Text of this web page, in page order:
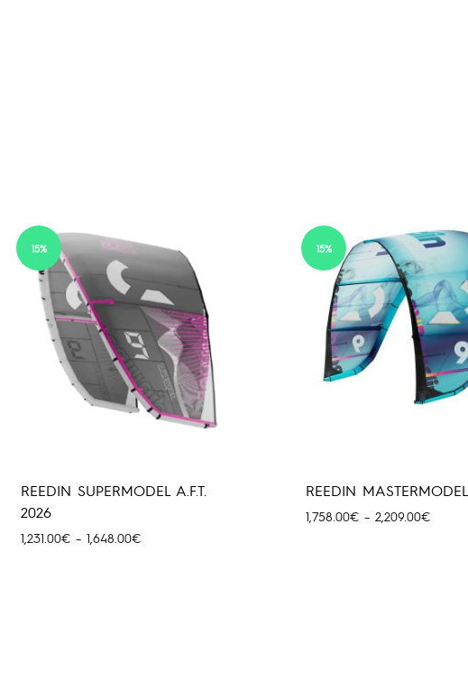
15%
REEDIN SUPERMODEL A.F.T.
2026
1,231.00€ – 1,648.00€Price
15%
REEDIN
1,758.00€ – 2,209.00€Price